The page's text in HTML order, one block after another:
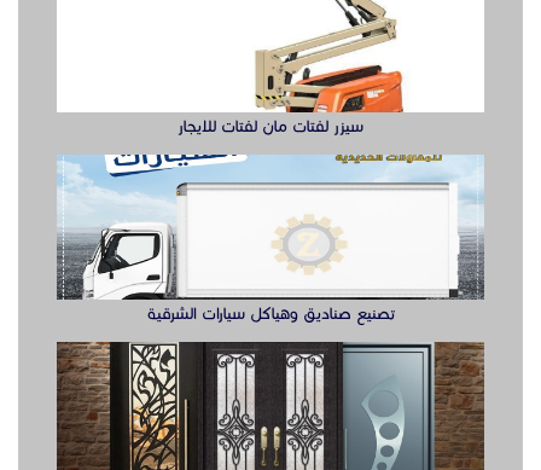
مباشرات قهوه
قهوجي وصبابين قهوه
صبابين وقهوجيين
قهوجيات
قهوجي وصبابين قهوة
ضيافة قهوجي
ضيافة قهوجيات
ضيافة نسائية
قهوجيات مباشرين قهوة قهوجي بجده , صبابين بجدة ,
مباشرين في جدة , ,قهوجي صبابين جده قهوجيين في
جدة , قهوجيات في جدة , صبابات بجدة, صبابات في جدة
, قهوجي صبابين جده , قهوجيات في جدة , ضيافات في
جدة , صبابات في جدة ,
تصنيع صناديق وهياكل سيارات الشرقية
ابواب حديد ليزر او مشغول الشرقيه